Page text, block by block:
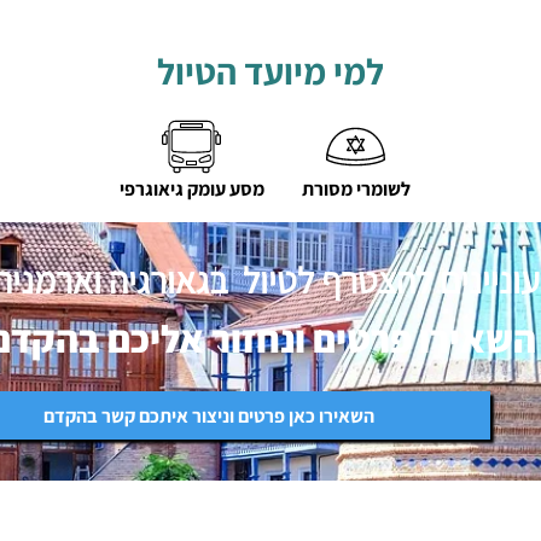
למי מיועד הטיול
מסע עומק גיאוגרפי לשומרי מסורת
להצטרף לטיול בגאורגיה
השאירו פרטים ונחזור אליכם
השאירו כאן פרטים וניצור איתכם קשר בהקדם